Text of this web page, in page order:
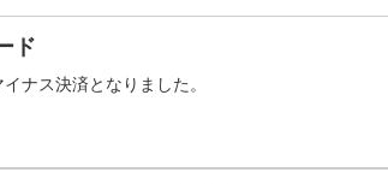
ド
ナス決済となりました。